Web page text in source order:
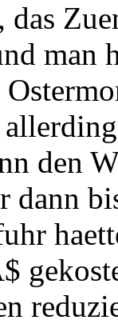
das
man
den
dann